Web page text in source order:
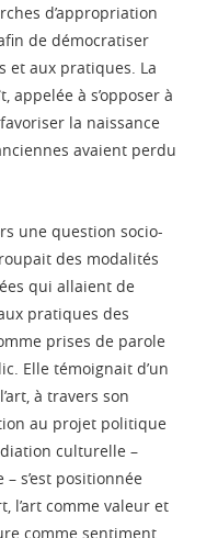
d’appropriation
de démocratiser
et aux pratiques. La
à s’opposer à
la naissance
avaient perdu
une question socio-
des modalités
qui allaient de
pratiques des
prises de parole
Elle témoignait d’un
à travers son
au projet politique
culturelle –
s’est positionnée
l’art comme valeur et
comme sentiment